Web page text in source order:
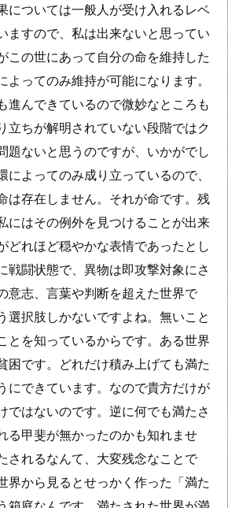
については一般人が受け入れるレベ
ますので、私は出来ないと思ってい
この世にあって自分の命を維持した
よってのみ維持が可能になります。
進んできているので微妙なところも
立ちが解明されていない段階ではク
題ないと思うのですが、いかがでし
によってのみ成り立っているので、
は存在しません。それが命です。残
にはその例外を見つけることが出来
どれほど穏やかな表情であったとし
戦闘状態で、異物は即攻撃対象にさ
意志、言葉や判断を超えた世界で
選択肢しかないですよね。無いこと
とを知っているからです。ある世界
困です。どれだけ積み上げても満た
にできています。なので貴方だけが
ではないのです。逆に何でも満たさ
る甲斐が無かったのかも知れませ
されるなんて、大変残念なことで
界から見るとせっかく作った「満た